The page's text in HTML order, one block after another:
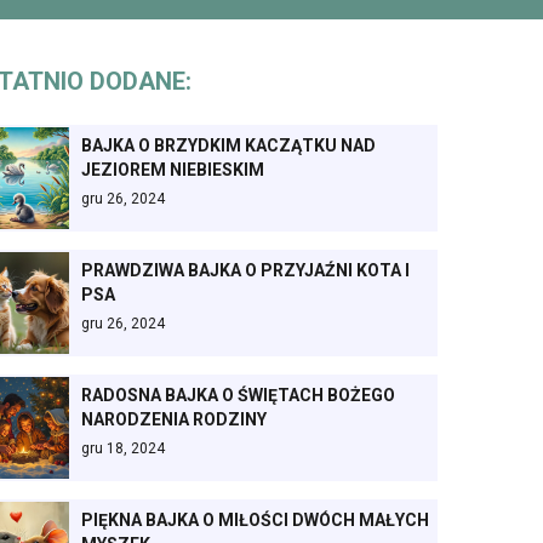
DODANE:
BAJKA O BRZYDKIM KACZĄTKU NAD
JEZIOREM NIEBIESKIM
gru 26, 2024
PRAWDZIWA BAJKA O PRZYJAŹNI KOTA I
PSA
gru 26, 2024
RADOSNA BAJKA O ŚWIĘTACH BOŻEGO
NARODZENIA RODZINY
gru 18, 2024
PIĘKNA BAJKA O MIŁOŚCI DWÓCH MAŁYCH